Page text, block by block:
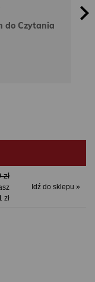
do Czytania
zł
Idź do sklepu »